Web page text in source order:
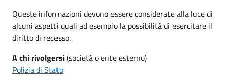
Queste informazioni devono essere considerate alla luce di
alcuni aspetti quali ad esempio la possibilità di esercitare il
diritto di recesso.
A chi rivolgersi(società o ente esterno)
Polizia di Stato